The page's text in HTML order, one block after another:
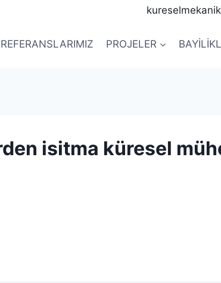
REFERANSLARIMIZ PROJELER
isitma küresel